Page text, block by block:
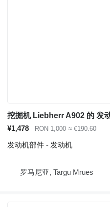
挖掘机 Liebherr A902 的 发
¥1,478
RON 1,000 ≈ €190.60
发动机部件 - 发动机
罗马尼亚, Targu Mrues